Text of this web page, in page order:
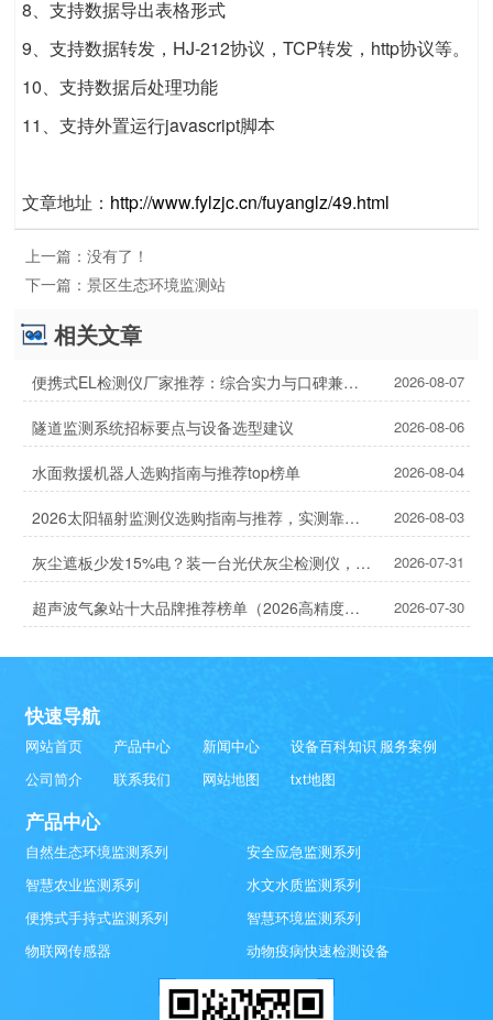
8、支持数据导出表格形式
9、支持数据转发，HJ-212协议，TCP转发，http协议等。
10、支持数据后处理功能
11、支持外置运行javascript脚本
文章地址： http://www.fylzjc.cn/fuyanglz/49.html
上一篇： 没有了！
下一篇： 景区生态环境监测站
相关文章
便携式EL检测仪厂家推荐：综合实力与口碑兼具的2家 2026-08-07
隧道监测系统招标要点与设备选型建议 2026-08-06
水面救援机器人选购指南与推荐top榜单 2026-08-04
2026太阳辐射监测仪选购指南与推荐，实测靠谱！ 2026-08-03
灰尘遮板少发15%电？装一台光伏灰尘检测仪，提升发电效率，清洗成本省20% 2026-07-31
超声波气象站十大品牌推荐榜单（2026高精度气象监测TOP10） 2026-07-30
快速导航
网站首页 产品中心 新闻中心 设备百科知识 服务案例
公司简介
联系我们 网站地图 txt地图
产品中心
自然生态环境监测系列
安全应急监测系列
智慧农业监测系列
水文水质监测系列
便携式手持式监测系列
智慧环境监测系列
物联网传感器
动物疫病快速检测设备